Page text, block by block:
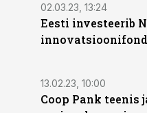
02.03.23, 13:24
Eesti investeerib
13.02.23, 10:00
Coop Pank teenis